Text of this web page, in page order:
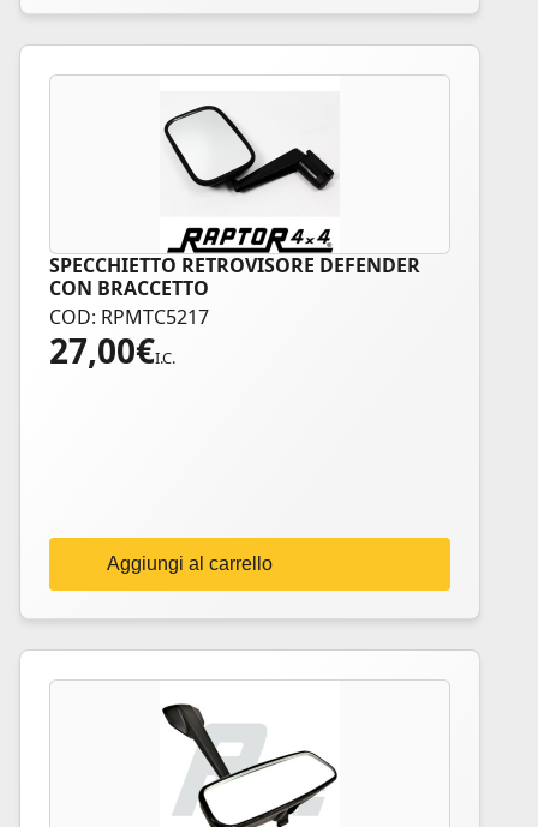
SPECCHIETTO RETROVISORE DEFENDER
CON BRACCETTO
COD: RPMTC5217
27,00€I.C.
Aggiungi al carrello